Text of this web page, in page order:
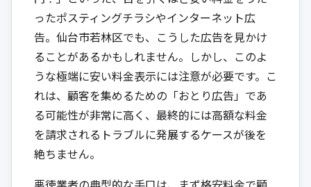
ったポスティングチラシやインターネット広
告。仙台市若林区でも、こうした広告を見かけ
ることがあるかもしれません。しかし、このよ
うな極端に安い料金表示には注意が必要です。こ
れは、顧客を集めるための「おとり広告」であ
る可能性が非常に高く、最終的には高額な料金
を請求されるトラブルに発展するケースが後を
絶ちません。